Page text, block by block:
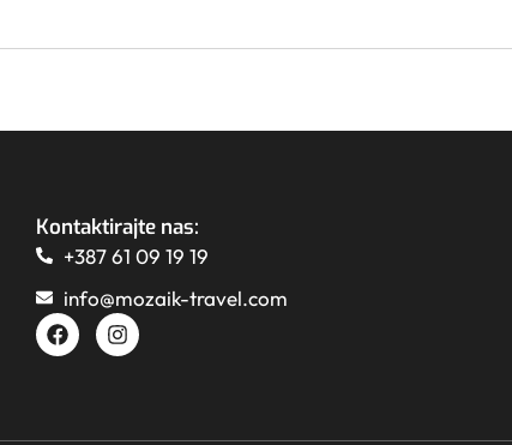
Kontaktirajte nas:
+387 61 09 19 19
info@mozaik-travel.com